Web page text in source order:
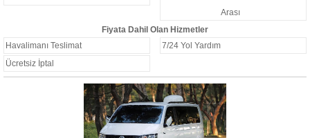
Arası
Fiyata Dahil Olan Hizmetler
Havalimanı Teslimat
7/24 Yol Yardım
Ücretsiz İptal